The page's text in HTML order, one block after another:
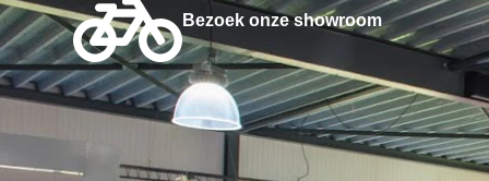
Bezoek onze showroom